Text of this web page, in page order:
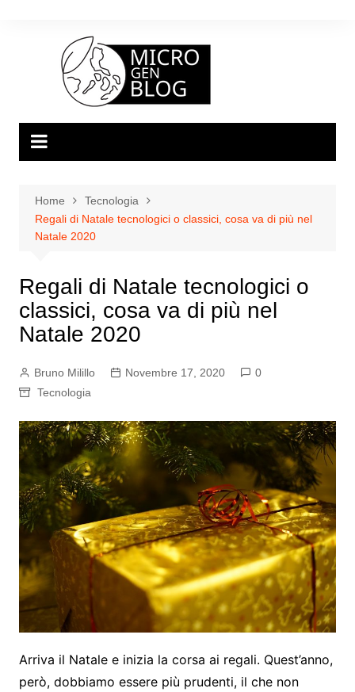
Home
Tecnologia
Regali di Natale tecnologici o classici, cosa va di più nel
Natale 2020
Regali di Natale tecnologici o
classici, cosa va di più nel
Natale 2020
Bruno Milillo Novembre 17, 2020
0
Tecnologia
Arriva il Natale e inizia la corsa ai regali. Quest’anno,
però, dobbiamo essere più prudenti, il che non